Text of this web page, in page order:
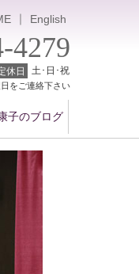
｜ English
子のブログ
4279
休日 土･日･祝
をご連絡下さい